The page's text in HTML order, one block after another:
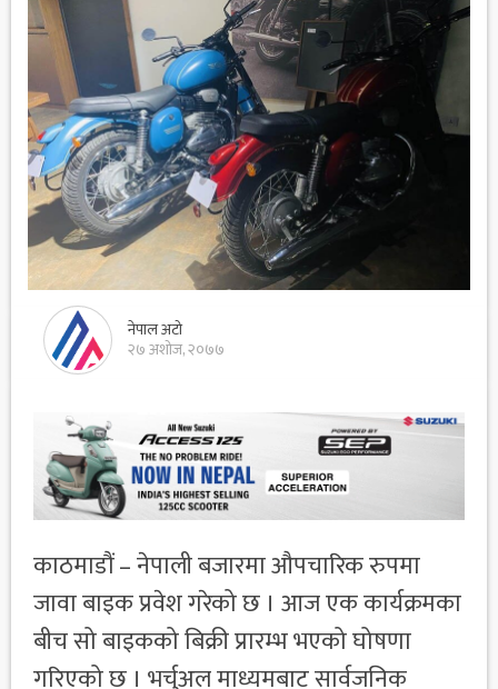
नेपाल अटो
२७ अशोज, २०७७
काठमाडौं – नेपाली बजारमा औपचारिक रुपमा
जावा बाइक प्रवेश गरेको छ । आज एक कार्यक्रमका
बीच सो बाइकको बिक्री प्रारम्भ भएको घोषणा
गरिएको छ । भर्चुअल माध्यमबाट सार्वजनिक